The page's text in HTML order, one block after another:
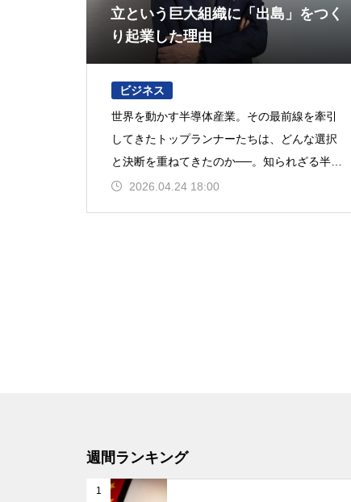
立という巨大組織に「出島」をつく
り起業した理由
ビジネス
世界を動かす半導体産業。その最前線を牽引
してきたトップランナーたちは、どんな選択
と決断を重ねてきたのか──。知られざる半生
に迫る連載企画、「Silicon is my life」。今
2026.04.24 18:00
週間ランキング
1